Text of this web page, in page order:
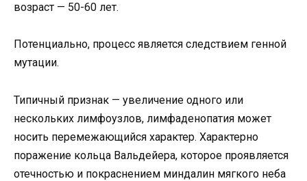
возраст — 50-60 лет.
Потенциально, процесс является следствием генной
мутации.
Типичный признак — увеличение одного или
нескольких лимфоузлов, лимфаденопатия может
носить перемежающийся характер. Характерно
поражение кольца Вальдейера, которое проявляется
отечностью и покраснением миндалин мягкого неба